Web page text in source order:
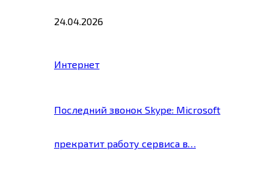
24.04.2026
Интернет
Последний звонок Skype: Microsoft
прекратит работу сервиса в…